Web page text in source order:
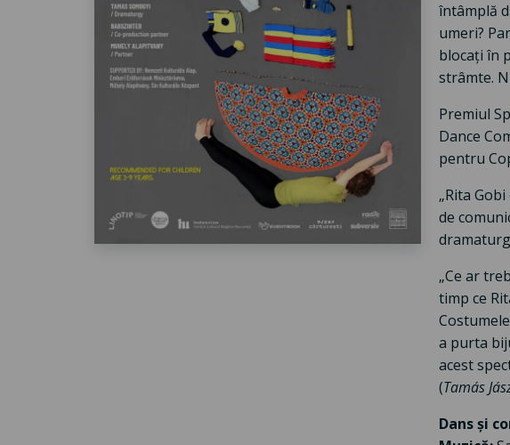
întâmplă
umeri?
blocați în
strâmte.
Premiul
Dance
pentru
„Rita
de
„Ce ar
timp ce
a purta
acest
(Tamás
Dans și